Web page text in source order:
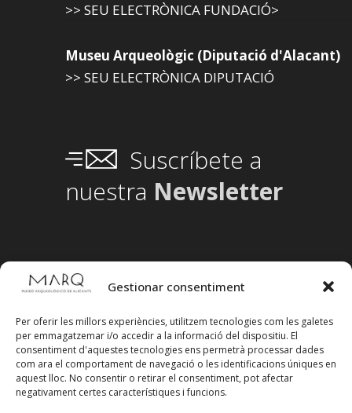
Gestionar consentiment
Per oferir les millors experiències, utilitzem tecnologies com les galetes
per emmagatzemar i/o accedir a la informació del dispositiu. El
consentiment d'aquestes tecnologies ens permetrà processar dades
com ara el comportament de navegació o les identificacions úniques en
aquest lloc. No consentir o retirar el consentiment, pot afectar
negativament certes característiques i funcions.
>> SEU ELECTRÒNICA FUNDACIÓ>
Museu Arqueològic (Diputació d'Alacant)
>> SEU ELECTRÒNICA DIPUTACIÓ
Suscríbete a
nuestra Newsletter